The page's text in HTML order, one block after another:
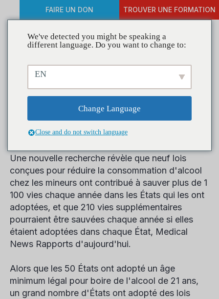
FAIRE UN DON TROUVER UNE FORMATION
Une nouvelle recherche
révèle des lois qui réduisent
efficacement les décès de
mineurs liés à l'alcool
Une nouvelle recherche révèle que neuf lois
conçues pour réduire la consommation d'alcool
chez les mineurs ont contribué à sauver plus de 1
100 vies chaque année dans les États qui les ont
adoptées, et que 210 vies supplémentaires
pourraient être sauvées chaque année si elles
étaient adoptées dans chaque État, Medical
News Rapports d'aujourd'hui.
Alors que les 50 États ont adopté un âge
minimum légal pour boire de l'alcool de 21 ans,
un grand nombre d'États ont adopté des lois
We've detected you might be speaking a
different language. Do you want to change to:
EN
Change Language
Close and do not switch language